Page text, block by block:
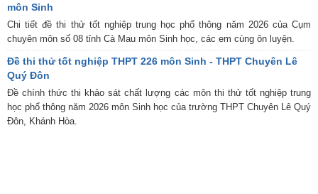
môn Sinh
Chi tiết đề thi thử tốt nghiệp trung học phổ thông năm 2026 của Cụm
chuyên môn số 08 tỉnh Cà Mau môn Sinh học, các em cùng ôn luyện.
Đề thi thử tốt nghiệp THPT 226 môn Sinh - THPT Chuyên Lê
Quý Đôn
Đề chính thức thi khảo sát chất lượng các môn thi thử tốt nghiệp trung
học phổ thông năm 2026 môn Sinh học của trường THPT Chuyên Lê Quý
Đôn, Khánh Hòa.